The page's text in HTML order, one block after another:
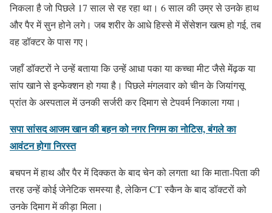
निकला है जो पिछले 17 साल से रह रहा था। 6 साल की उम्र से उनके हाथ
और पैर में सुन होने लगे। जब शरीर के आधे हिस्से में सेंसेशन खत्म हो गई, तब
वह डॉक्टर के पास गए।
जहाँ डॉक्टरों ने उन्हें बताया कि उन्हें आधा पका या कच्चा मीट जैसे मेंढ़क या
सांप खाने से इन्फेक्शन हो गया है। पिछले मंगलवार को चीन के जियांगसू
प्रांत के अस्पताल में उनकी सर्जरी कर दिमाग से टेपवर्म निकाला गया।
सपा सांसद आजम खान की बहन को नगर निगम का नोटिस, बंगले का
आवंटन होगा निरस्त
बचपन में हाथ और पैर में दिक्कत के बाद चेन को लगता था कि माता-पिता की
तरह उन्हें कोई जेनेटिक समस्या है, लेकिन CT स्कैन के बाद डॉक्टरों को
उनके दिमाग में कीड़ा मिला।